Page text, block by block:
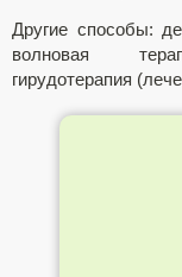
Другие способы:
волновая
гирудотерапия